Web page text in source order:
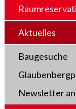
Aktuelles
Baugesuche
Newsletter